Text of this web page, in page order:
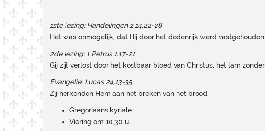
1ste lezing: Handelingen 2,14.22-28
Het was onmogelijk, dat Hij door het dodenrijk werd vastgehouden.
2de lezing: 1 Petrus 1,17-21
Gij zijt verlost door het kostbaar bloed van Christus, het lam
Evangelie: Lucas 24,13-35
Zij herkenden Hem aan het breken van het brood.
Gregoriaans kyriale.
Viering om 10.30 u.